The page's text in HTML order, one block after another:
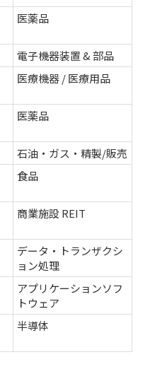
医薬品
電子機器装置 & 部品
医療機器 / 医療用品
医薬品
石油・ガス・精製/販売
食品
商業施設 REIT
データ・トランザクシ
ョン処理
アプリケーションソフ
トウェア
半導体